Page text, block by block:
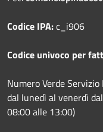
Codice IPA:c_i906
Codice univoco per
Numero Verde
dal lunedì al venerdì
08:00 alle 13:00)